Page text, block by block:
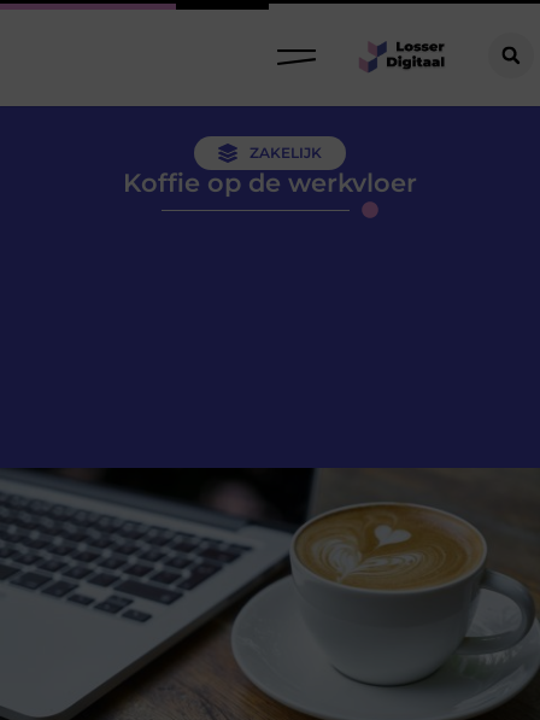
ZAKELIJK
Koffie op de werkvloer